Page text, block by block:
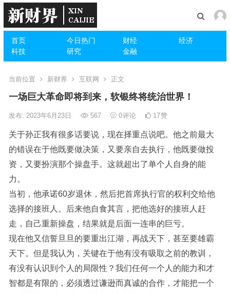
首页 今日热门 财经
经济
科技
研究 金融
当前位置 新财界 互联网 正文
一场巨大革命即将到来，软银终将统治世界！
发布: 2023年6月23日 567 0评论 17赞
关于孙正我有很多话要说，现在择重点说吧。他之前最大
的错误在于他既要做决策，又要亲自去执行，他既要做投
资，又要扮演那个操盘手。这就超出了单个人自身的能
力。
当初，他承诺60岁退休，然后把首席执行官的权利交给他
选择的接班人。后来他自食其言，把他选好的接班人赶
走，自己重新操盘，结果就是后面一连串的巨亏。
现在他又信誓旦旦的要重出江湖，再战天下，甚至要雄霸
天下。但是我认为，关键在于他有没有吸取之前的教训，
有没有认识到个人的局限性？我们任何一个人的能力和才
智都是有限的，必须透过谦逊而真诚的合作，才能把一个